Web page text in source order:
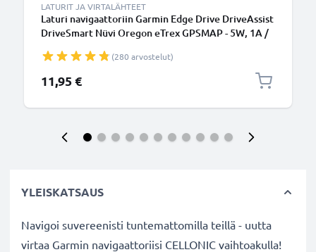
LATURIT JA VIRTALÄHTEET
Laturi navigaattoriin Garmin Edge Drive DriveAssist
DriveSmart Nüvi Oregon eTrex GPSMAP - 5W, 1A /
(280 arvostelut)
11,95 €
YLEISKATSAUS
Navigoi suvereenisti tuntemattomilla teillä - uutta
virtaa Garmin navigaattoriisi CELLONIC vaihtoakulla!